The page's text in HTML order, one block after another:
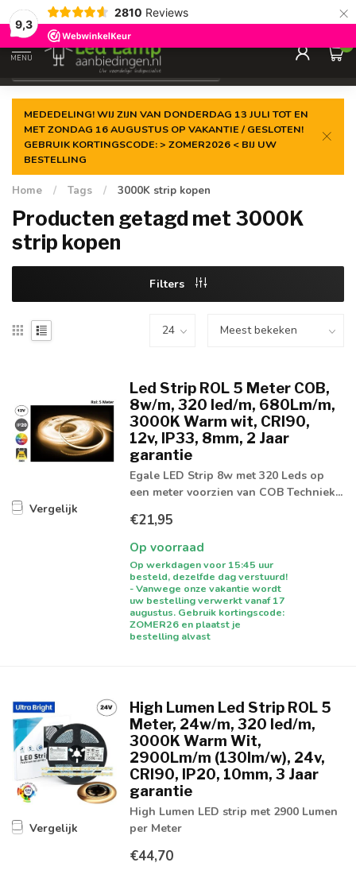
9,3
2810 Reviews ×
Gegarandeerde delaagste prijs
MENU
0
MEDEDELING! WIJ ZIJN VAN DONDERDAG 13 JULI TOT EN
MET ZONDAG 16 AUGUSTUS OP VAKANTIE / GESLOTEN!
GEBRUIK KORTINGSCODE: > ZOMER2026 < BIJ UW
BESTELLING
Home / Tags / 3000K strip kopen
Producten getagd met 3000K
strip kopen
Filters
Vergelijk
Led Strip ROL 5 Meter COB,
8w/m, 320 led/m, 680Lm/m,
3000K Warm wit, CRI90,
12v, IP33, 8mm, 2 Jaar
garantie
Egale LED Strip 8w met 320 Leds op
een meter voorzien van COB Techniek...
€21,95
Op voorraad
Op werkdagen voor 15:45 uur
besteld, dezelfde dag verstuurd!
- Vanwege onze vakantie wordt
uw bestelling verwerkt vanaf 17
augustus. Gebruik kortingscode:
ZOMER26 en plaatst je
bestelling alvast
Vergelijk
High Lumen Led Strip ROL 5
Meter, 24w/m, 320 led/m,
3000K Warm Wit,
2900Lm/m (130lm/w), 24v,
CRI90, IP20, 10mm, 3 Jaar
garantie
High Lumen LED strip met 2900 Lumen
per Meter
€44,70